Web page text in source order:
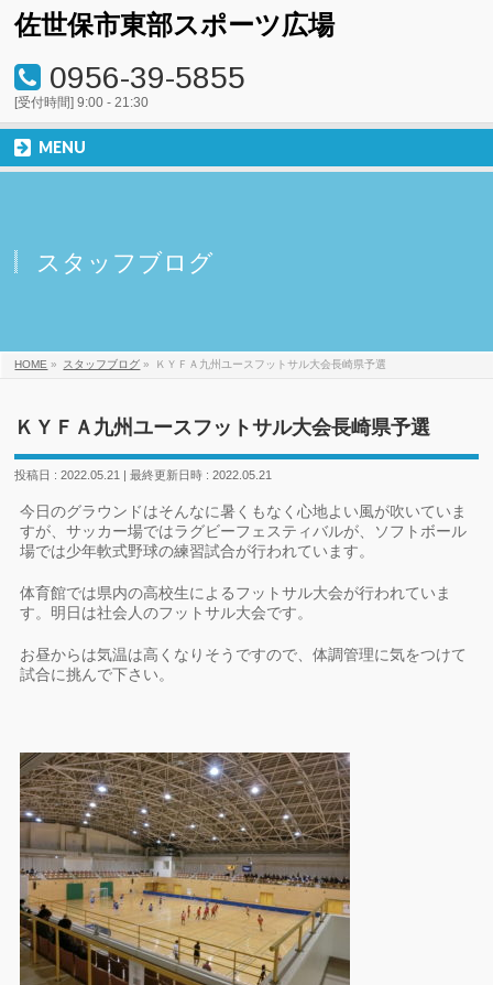
佐世保市東部スポーツ広場
0956-39-5855
[受付時間] 9:00 - 21:30
MENU
スタッフブログ
HOME » スタッフブログ » ＫＹＦＡ九州ユースフットサル大会長崎県予選
ＫＹＦＡ九州ユースフットサル大会長崎県予選
投稿日 : 2022.05.21 最終更新日時 : 2022.05.21
今日のグラウンドはそんなに暑くもなく心地よい風が吹いていま
すが、サッカー場ではラグビーフェスティバルが、ソフトボール
場では少年軟式野球の練習試合が行われています。
体育館では県内の高校生によるフットサル大会が行われていま
す。明日は社会人のフットサル大会です。
お昼からは気温は高くなりそうですので、体調管理に気をつけて
試合に挑んで下さい。